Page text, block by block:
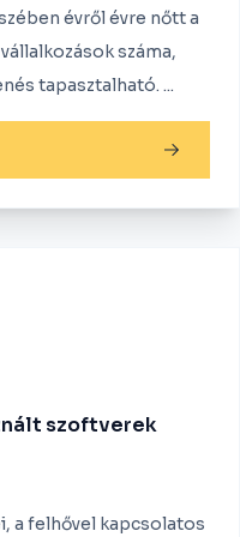
évről évre nőtt a
száma,
tapasztalható. ...
szoftverek
a felhővel kapcsolatos